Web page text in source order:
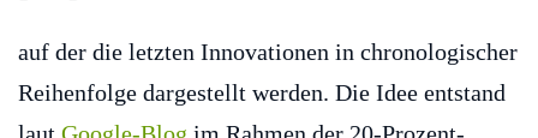
auf der die letzten Innovationen in chronologischer
Reihenfolge dargestellt werden. Die Idee entstand